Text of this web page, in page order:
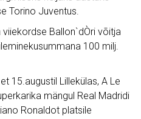
Torino Juventus.
Ballon`dÒri võitja
100 milj.
15.augustil Lillekülas, A Le
mängul Real Madridi
Ronaldot platsile